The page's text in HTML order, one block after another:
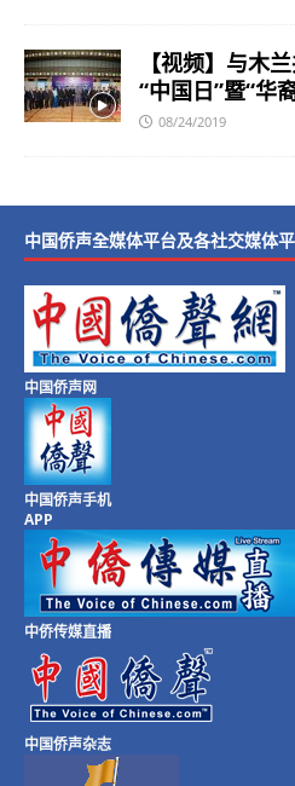
【视频】与木
“中国日”暨“华
08/24/2019
中国侨声全媒体平台及各社交媒体
中国侨声网
中国侨声手机
APP
中侨传媒直播
中国侨声杂志